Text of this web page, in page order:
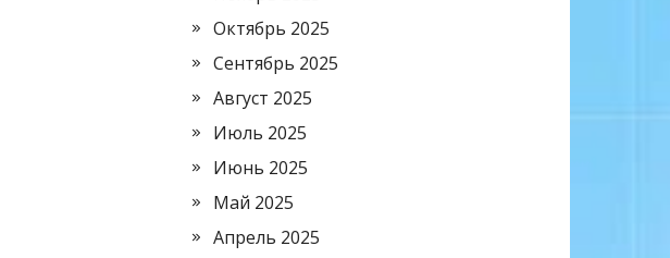
Октябрь 2025
Сентябрь 2025
Август 2025
Июль 2025
Июнь 2025
Май 2025
Апрель 2025